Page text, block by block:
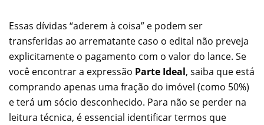
Essas dívidas “aderem à coisa” e podem ser
transferidas ao arrematante caso o edital não preveja
explicitamente o pagamento com o valor do lance. Se
você encontrar a expressão Parte Ideal, saiba que está
comprando apenas uma fração do imóvel (como 50%)
e terá um sócio desconhecido. Para não se perder na
leitura técnica, é essencial identificar termos que